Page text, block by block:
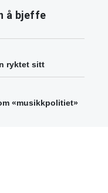
å bjeffe
ryktet sitt
«musikkpolitiet»